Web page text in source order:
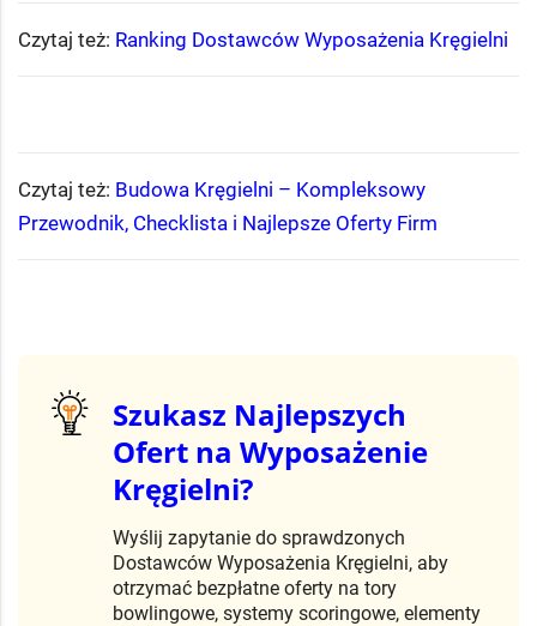
Czytaj też: Ranking Dostawców Wyposażenia Kręgielni
Czytaj też: Budowa Kręgielni – Kompleksowy
Przewodnik, Checklista i Najlepsze Oferty Firm
Szukasz Najlepszych
Ofert na Wyposażenie
Kręgielni?
Wyślij zapytanie do sprawdzonych
Dostawców Wyposażenia Kręgielni, aby
otrzymać bezpłatne oferty na tory
bowlingowe, systemy scoringowe, elementy